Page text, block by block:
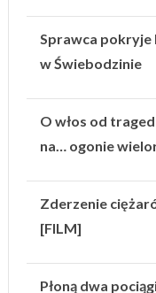
Sprawca pokryje
w Świebodzinie
O włos od
na… ogonie
Zderzenie
[FILM]
Płoną dwa